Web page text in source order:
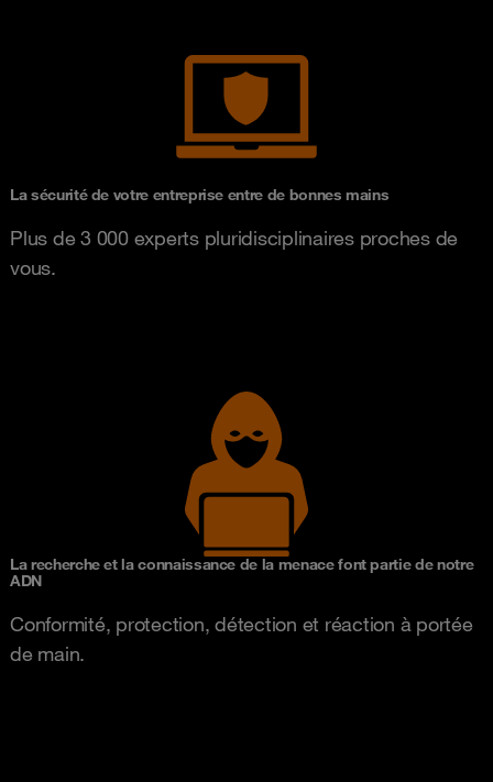
La sécurité de votre entreprise entre de bonnes mains
Plus de 3 000 experts pluridisciplinaires proches de
vous.
La recherche et la connaissance de la menace font partie de notre
ADN
Conformité, protection, détection et réaction à portée
de main.